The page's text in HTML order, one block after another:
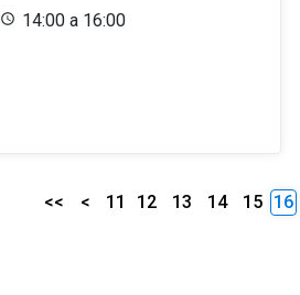
14:00 a 16:00
<< < 11 12 13 14 15 16